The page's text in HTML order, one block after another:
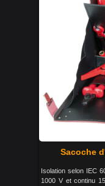
Sacoche
Isolation selon IEC
1000 V et continu